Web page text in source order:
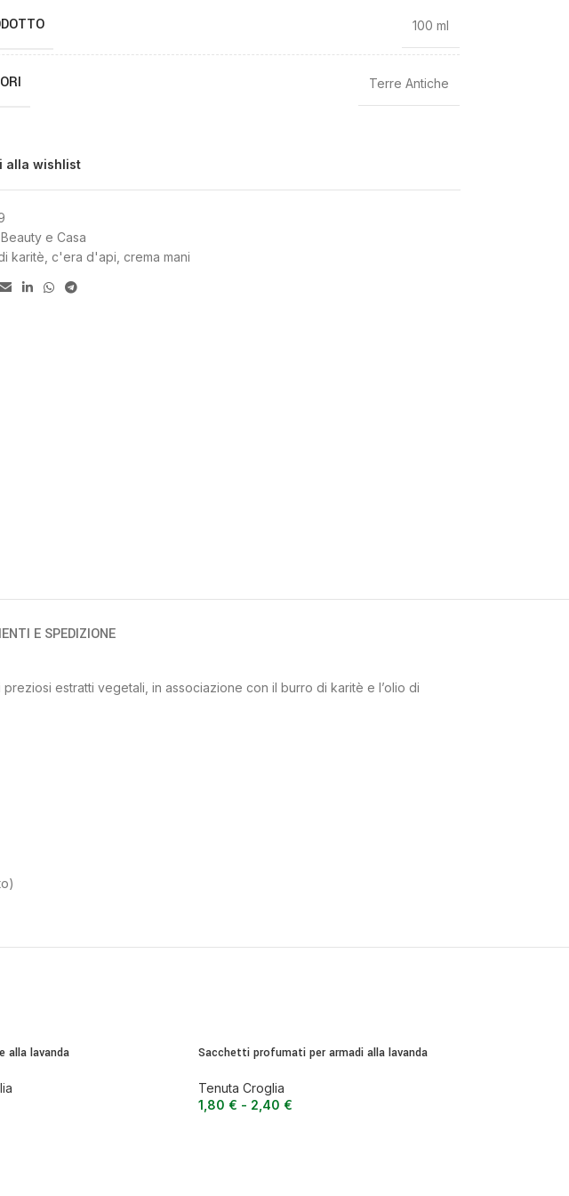
100 ml
Terre Antiche
alla wishlist
Beauty e Casa
karitè c'era d'api crema mani
E SPEDIZIONE
estratti vegetali, in associazione con il burro di karitè e l’olio di
alla lavanda Sacchetti profumati per armadi alla lavanda
Tenuta Croglia
1,80 € - 2,40 €